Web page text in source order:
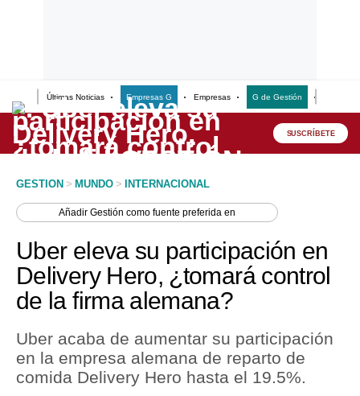
Últimas Noticias Empresas G Empresas G de Gestión
Lo último
Peru Quiosco
Economía
Mercados
Política
SUSCRÍBETE
GESTION > MUNDO > INTERNACIONAL
AñadirGestión como fuente preferida en
Uber eleva su participación en
Delivery Hero, ¿tomará control
de la firma alemana?
Uber acaba de aumentar su participación
en la empresa alemana de reparto de
comida Delivery Hero hasta el 19.5%.